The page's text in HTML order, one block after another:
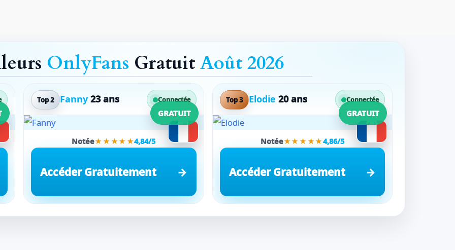
OnlyFans GratuitAoût 2026
Top 2 Fanny 23 ans Connectée
GRATUIT
Notée★★★★★4,84/5
Accéder Gratuitement
Top 3 Elodie 20 ans Connectée
GRATUIT
Notée★★★★★4,86/5
Accéder Gratuitement